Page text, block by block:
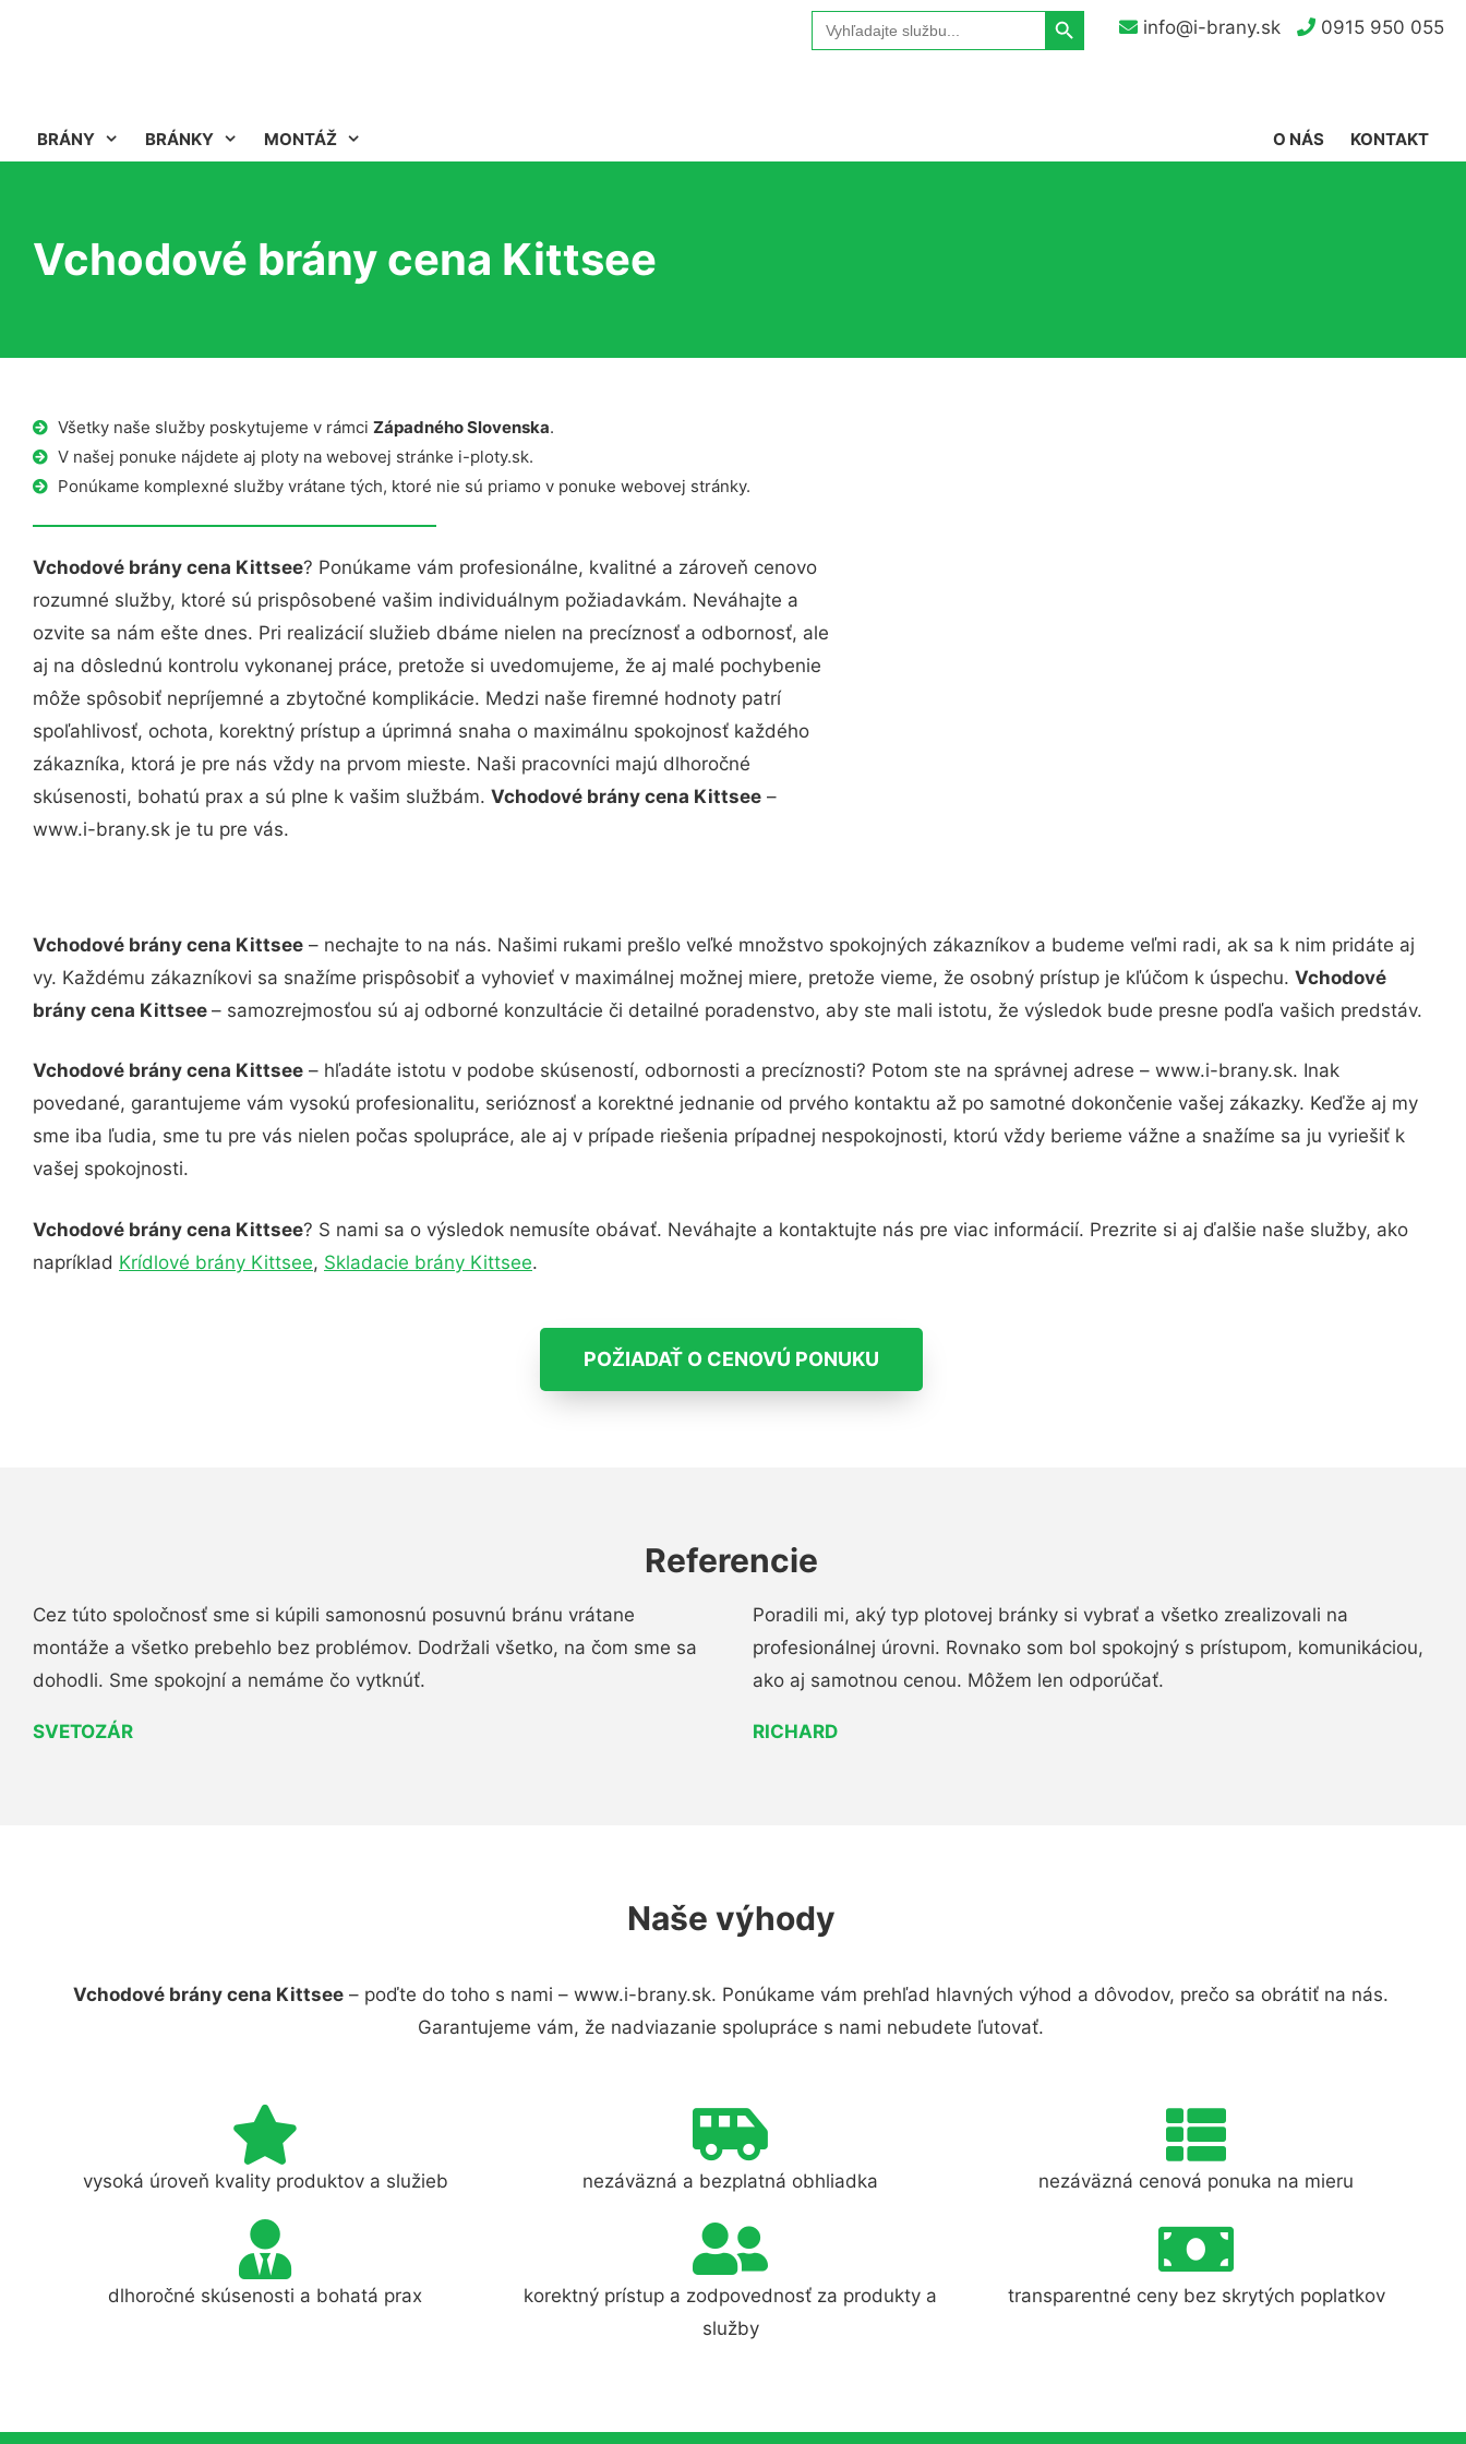
info@i-brany.sk 0915 950 055
Search
for:
Search Button
BRÁNY BRÁNKY MONTÁŽ KONTAKT
O NÁS
Vchodové brány cena Kittsee
Všetky naše služby poskytujeme v rámci Západného Slovenska.
V našej ponuke nájdete aj ploty na webovej stránke i-ploty.sk.
Ponúkame komplexné služby vrátane tých, ktoré nie sú priamo v ponuke webovej stránky.
Vchodové brány cena Kittsee? Ponúkame vám profesionálne, kvalitné a zároveň cenovo
rozumné služby, ktoré sú prispôsobené vašim individuálnym požiadavkám. Neváhajte a
ozvite sa nám ešte dnes. Pri realizácií služieb dbáme nielen na precíznosť a odbornosť, ale
aj na dôslednú kontrolu vykonanej práce, pretože si uvedomujeme, že aj malé pochybenie
môže spôsobiť nepríjemné a zbytočné komplikácie. Medzi naše firemné hodnoty patrí
spoľahlivosť, ochota, korektný prístup a úprimná snaha o maximálnu spokojnosť každého
zákazníka, ktorá je pre nás vždy na prvom mieste. Naši pracovníci majú dlhoročné
skúsenosti, bohatú prax a sú plne k vašim službám. Vchodové brány cena Kittsee –
www.i-brany.sk je tu pre vás.
Vchodové brány cena Kittsee – nechajte to na nás. Našimi rukami prešlo veľké množstvo spokojných zákazníkov a budeme veľmi radi, ak sa k nim pridáte aj
vy. Každému zákazníkovi sa snažíme prispôsobiť a vyhovieť v maximálnej možnej miere, pretože vieme, že osobný prístup je kľúčom k úspechu. Vchodové
brány cena Kittsee – samozrejmosťou sú aj odborné konzultácie či detailné poradenstvo, aby ste mali istotu, že výsledok bude presne podľa vašich predstáv.
Vchodové brány cena Kittsee – hľadáte istotu v podobe skúseností, odbornosti a precíznosti? Potom ste na správnej adrese – www.i-brany.sk. Inak
povedané, garantujeme vám vysokú profesionalitu, serióznosť a korektné jednanie od prvého kontaktu až po samotné dokončenie vašej zákazky. Keďže aj my
sme iba ľudia, sme tu pre vás nielen počas spolupráce, ale aj v prípade riešenia prípadnej nespokojnosti, ktorú vždy berieme vážne a snažíme sa ju vyriešiť k
vašej spokojnosti.
Vchodové brány cena Kittsee? S nami sa o výsledok nemusíte obávať. Neváhajte a kontaktujte nás pre viac informácií. Prezrite si aj ďalšie naše služby, ako
napríklad Krídlové brány Kittsee, Skladacie brány Kittsee.
POŽIADAŤ O CENOVÚ PONUKU
Referencie
Cez túto spoločnosť sme si kúpili samonosnú posuvnú bránu vrátane
montáže a všetko prebehlo bez problémov. Dodržali všetko, na čom sme sa
dohodli. Sme spokojní a nemáme čo vytknúť.
SVETOZÁR
Poradili mi, aký typ plotovej bránky si vybrať a všetko zrealizovali na
profesionálnej úrovni. Rovnako som bol spokojný s prístupom, komunikáciou,
ako aj samotnou cenou. Môžem len odporúčať.
RICHARD
Naše výhody
Vchodové brány cena Kittsee – poďte do toho s nami – www.i-brany.sk. Ponúkame vám prehľad hlavných výhod a dôvodov, prečo sa obrátiť na nás.
Garantujeme vám, že nadviazanie spolupráce s nami nebudete ľutovať.
vysoká úroveň kvality produktov a služieb nezáväzná a bezplatná obhliadka nezáväzná cenová ponuka na mieru
dlhoročné skúsenosti a bohatá prax
korektný prístup a zodpovednosť za produkty a
služby
transparentné ceny bez skrytých poplatkov